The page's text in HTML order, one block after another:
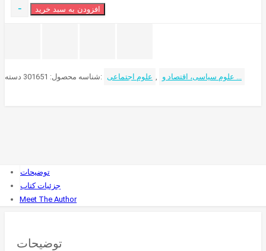
- افزودن به سبد خرید
شناسه محصول: 301651 دسته: علوم اجتماعی
توضیحات
جزئیات کتاب
Meet The Author
توضیحات